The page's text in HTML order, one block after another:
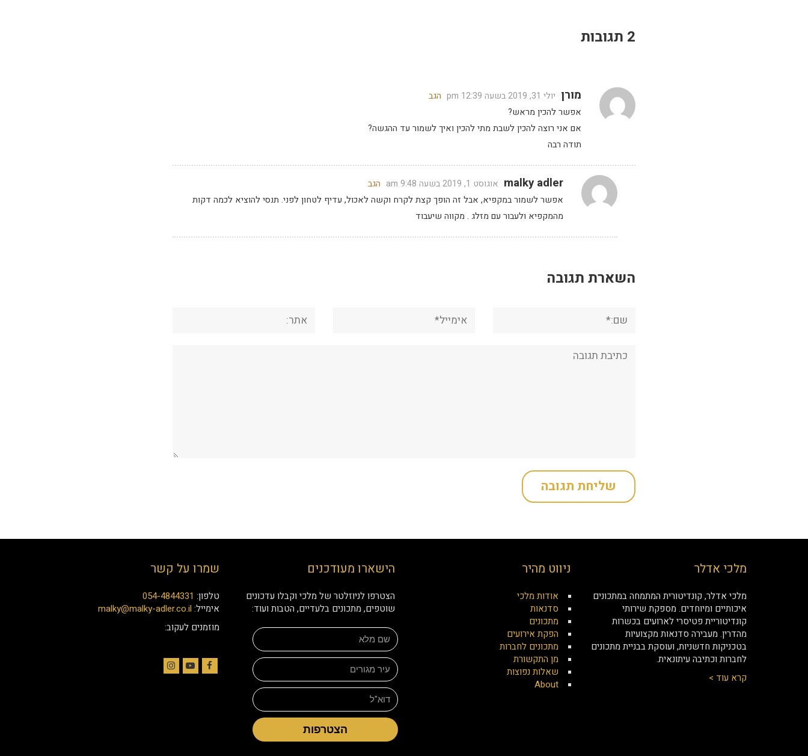
2 תגובות
מורן יולי 31, 2019 בשעה 12:39 pm
הגב
אפשר להכין מראש?
אם אני רוצה להכין לשבת מתי להכין ואיך לשמור עד ההגשה?
תודה רבה
malky adler אוגוסט 1, 2019 בשעה 9:48 am
הגב
אפשר לשמור במקפיא, אבל זה הופך קצת לקרח וקשה לאכול, עדיף לטחון לפני. תנסי להוציא לכמה דקות
מהמקפיא ולעבור עם מזלג . מקווה שיעבוד
השארת תגובה
אימייל*
תגובה:
מלכי אדלר
מלכי אדלר, קונדיטורית המתמחה במתכונים
איכותיים ומיוחדים. מספקת שירותי
קונדיטוריית פטיסרי לארועים בכשרות
מהדרין. מעבירה סדנאות מקצועיות
בטכניקות חדשניות, ועוסקת בבניית מתכונים
לחברות וכתיבה עיתונאית.
קרא עוד >
ניווט מהיר
אודות מלכי
סדנאות
מתכונים
הפקת אירועים
מתכונים לחברות
מן התקשורת
שאלות נפוצות
About
הישארו מעודכנים
הצטרפו לניוזלטר של מלכי וקבלו עדכונים
שוטפים, מתכונים בלעדיים, הטבות ועוד:
הצטרפות
שמרו על קשר
טלפון: 054-4844331
אימייל: malky@malky-adler.co.il
מוזמנים לעקוב: